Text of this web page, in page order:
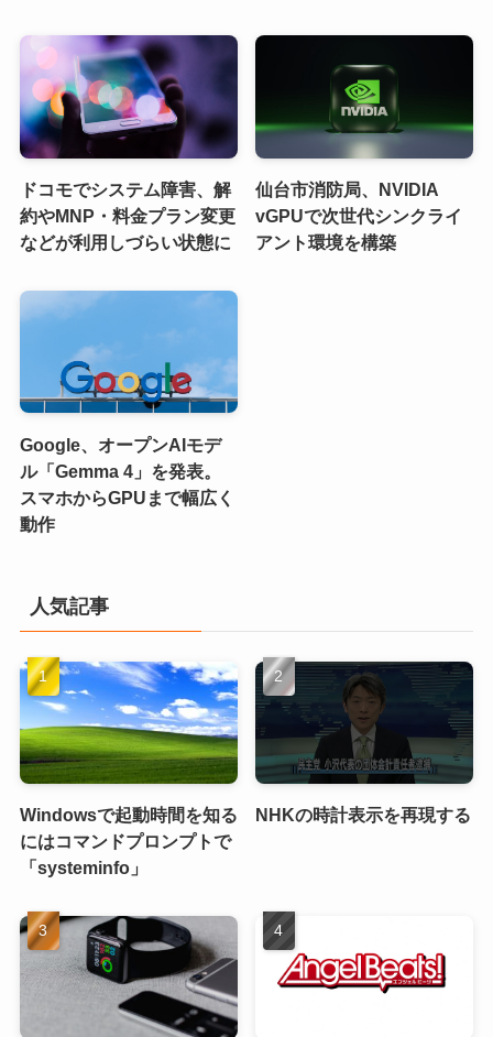
ドコモでシステム障害、解
約やMNP・料金プラン変更
などが利用しづらい状態に
仙台市消防局、NVIDIA
vGPUで次世代シンクライ
アント環境を構築
Google、オープンAIモデ
ル「Gemma 4」を発表。
スマホからGPUまで幅広く
動作
人気記事
Windowsで起動時間を知る
にはコマンドプロンプトで
「systeminfo」
NHKの時計表示を再現する